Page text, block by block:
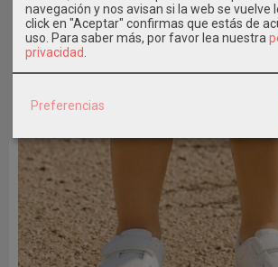
navegación y nos avisan si la web se vuelve
click en "Aceptar" confirmas que estás de
uso. Para saber más, por favor lea nuestra
privacidad
Preferencias